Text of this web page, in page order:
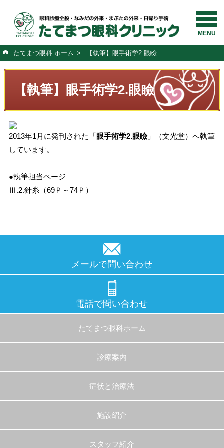
MENU
たてまつ眼科 ホーム > 【執筆】眼手術学2.眼瞼
【執筆】眼手術学2.眼瞼
2013年1月に発刊された「眼手術学2.眼瞼」（文光堂）へ執筆
しています。
●執筆担当ページ
Ⅲ.2.針糸（69Ｐ～74Ｐ）
メールで問い合わせ
電話で問い合わせ
たてまつ眼科ホーム
診療案内
症状と治療法
施設紹介
スタッフ紹介